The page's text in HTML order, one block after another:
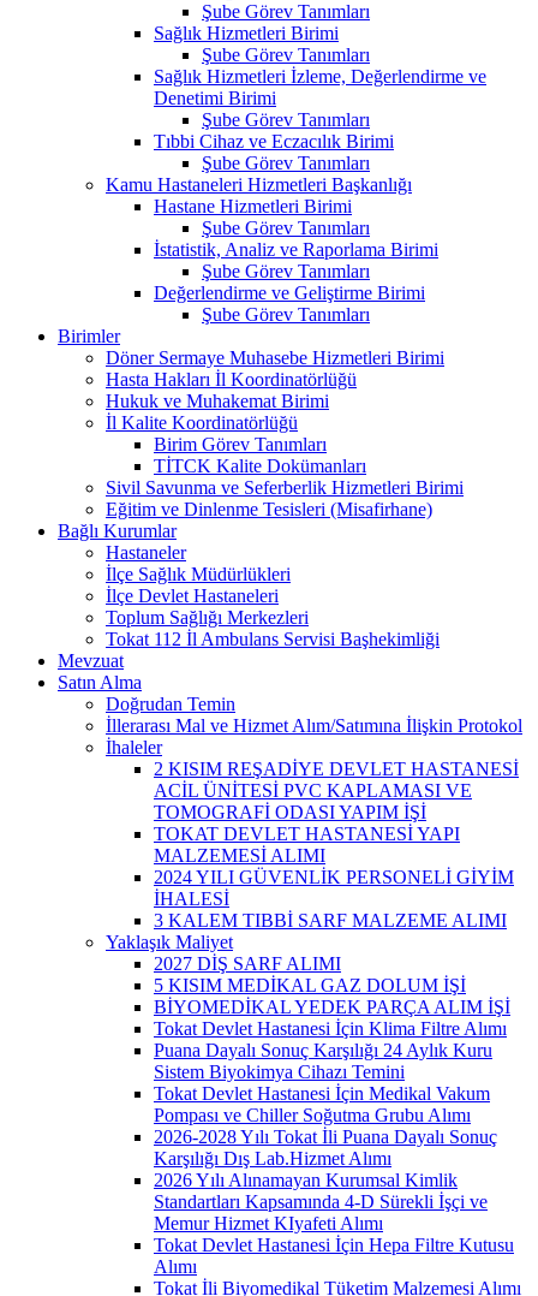
Şube Görev Tanımları
Sağlık Hizmetleri Birimi
Şube Görev Tanımları
Sağlık Hizmetleri İzleme, Değerlendirme ve
Denetimi Birimi
Şube Görev Tanımları
Tıbbi Cihaz ve Eczacılık Birimi
Şube Görev Tanımları
Kamu Hastaneleri Hizmetleri Başkanlığı
Hastane Hizmetleri Birimi
Şube Görev Tanımları
İstatistik, Analiz ve Raporlama Birimi
Şube Görev Tanımları
Değerlendirme ve Geliştirme Birimi
Şube Görev Tanımları
Birimler
Döner Sermaye Muhasebe Hizmetleri Birimi
Hasta Hakları İl Koordinatörlüğü
Hukuk ve Muhakemat Birimi
İl Kalite Koordinatörlüğü
Birim Görev Tanımları
TİTCK Kalite Dokümanları
Sivil Savunma ve Seferberlik Hizmetleri Birimi
Eğitim ve Dinlenme Tesisleri (Misafirhane)
Bağlı Kurumlar
Hastaneler
İlçe Sağlık Müdürlükleri
İlçe Devlet Hastaneleri
Toplum Sağlığı Merkezleri
Tokat 112 İl Ambulans Servisi Başhekimliği
Mevzuat
Satın Alma
Doğrudan Temin
İllerarası Mal ve Hizmet Alım/Satımına İlişkin Protokol
İhaleler
2 KISIM REŞADİYE DEVLET HASTANESİ
ACİL ÜNİTESİ PVC KAPLAMASI VE
TOMOGRAFİ ODASI YAPIM İŞİ
TOKAT DEVLET HASTANESİ YAPI
MALZEMESİ ALIMI
2024 YILI GÜVENLİK PERSONELİ GİYİM
İHALESİ
3 KALEM TIBBİ SARF MALZEME ALIMI
Yaklaşık Maliyet
2027 DİŞ SARF ALIMI
5 KISIM MEDİKAL GAZ DOLUM İŞİ
BİYOMEDİKAL YEDEK PARÇA ALIM İŞİ
Tokat Devlet Hastanesi İçin Klima Filtre Alımı
Puana Dayalı Sonuç Karşılığı 24 Aylık Kuru
Sistem Biyokimya Cihazı Temini
Tokat Devlet Hastanesi İçin Medikal Vakum
Pompası ve Chiller Soğutma Grubu Alımı
2026-2028 Yılı Tokat İli Puana Dayalı Sonuç
Karşılığı Dış Lab.Hizmet Alımı
2026 Yılı Alınamayan Kurumsal Kimlik
Standartları Kapsamında 4-D Sürekli İşçi ve
Memur Hizmet KIyafeti Alımı
Tokat Devlet Hastanesi İçin Hepa Filtre Kutusu
Alımı
Tokat İli Biyomedikal Tüketim Malzemesi Alımı